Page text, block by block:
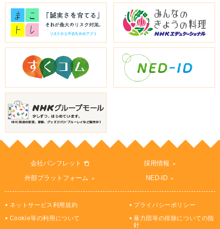
会社パンフレット
採用情報
外部プラットフォーム
NED-ID
ネットサービス利用規約
プライバシーポリシー
Cookie等の利用について
暴力団等の排除についての指
針